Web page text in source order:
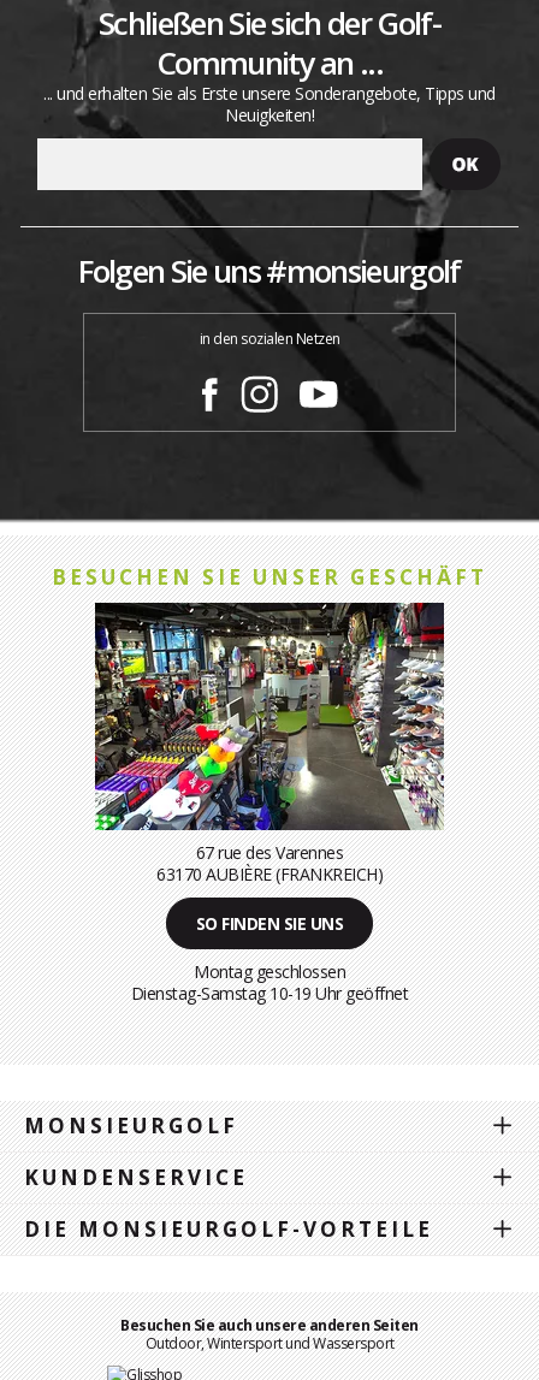
Schließen Sie sich der Golf-
Community an ...
... und erhalten Sie als Erste unsere Sonderangebote, Tipps und
Neuigkeiten!
Folgen Sie uns #monsieurgolf
in den sozialen Netzen
BESUCHEN SIE UNSER GESCHÄFT
67 rue des Varennes
63170 AUBIÈRE (FRANKREICH)
SO FINDEN SIE UNS
Montag geschlossen
Dienstag-Samstag 10-19 Uhr geöffnet
MONSIEURGOLF
KUNDENSERVICE
DIE MONSIEURGOLF-VORTEILE
Besuchen Sie auch unsere anderen Seiten
Outdoor, Wintersport und Wassersport